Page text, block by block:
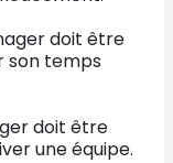
doit être
son temps
doit être
une équipe.